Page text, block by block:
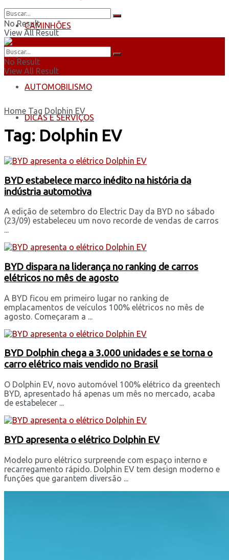
CAMINHÕES
ÔNIBUS
AUTOMOBILISMO
DICAS E SERVIÇOS
No Result
View All Result
No Result
View All Result
Home Tag Dolphin EV
Tag: Dolphin EV
BYD estabelece marco inédito na história da
indústria automotiva
A edição de setembro do Electric Day da BYD no sábado
(23/09) estabeleceu um novo recorde de vendas de carros
...
BYD dispara na liderança no ranking de carros
elétricos no mês de agosto
A BYD ficou em primeiro lugar no ranking de
emplacamentos de veículos 100% elétricos no mês de
agosto. Começaram a ...
BYD Dolphin chega a 3.000 unidades e se torna o
carro elétrico mais vendido no Brasil
O Dolphin EV, novo automóvel 100% elétrico da greentech
BYD, apresentado há apenas um mês no mercado, acaba
de estabelecer ...
BYD apresenta o elétrico Dolphin EV
Modelo puro elétrico surpreende com espaço interno e
recarregamento rápido. Dolphin EV tem design moderno e
funções que garantem diversão ...